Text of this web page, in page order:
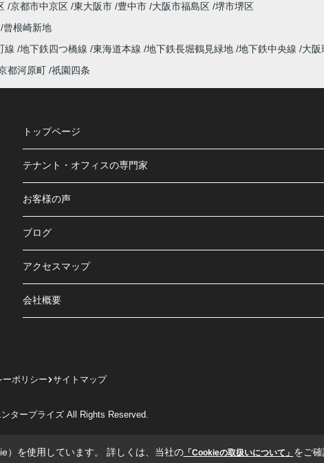
京都市中京区 東大阪市 豊中市 大阪市福島区 堺市堺区
曾根崎新地
線 地下鉄四つ橋線 東海道本線 地下鉄長堀鶴見緑地 地下鉄中央線
大阪
都河原町 祇園四条
トップページ
テナント・オフィスの専門家
お客様の声
ブログ
アクセスマップ
会社概要
ーポリシー サイトマップ
タープライズ All Rights Reserved.
）を使用しています。 詳しくは、当社の「Cookieの取扱いについて」 をご確